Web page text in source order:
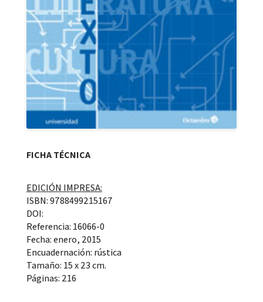
FICHA TÉCNICA
EDICIÓN IMPRESA:
ISBN: 9788499215167
DOI:
Referencia: 16066-0
Fecha: enero, 2015
Encuadernación: rústica
Tamaño: 15 x 23 cm.
Páginas: 216